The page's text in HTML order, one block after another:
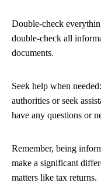
Double-check
double-check all
documents.
Seek help when
authorities or seek
have any questions or
Remember, being
make a significant
matters like tax returns.